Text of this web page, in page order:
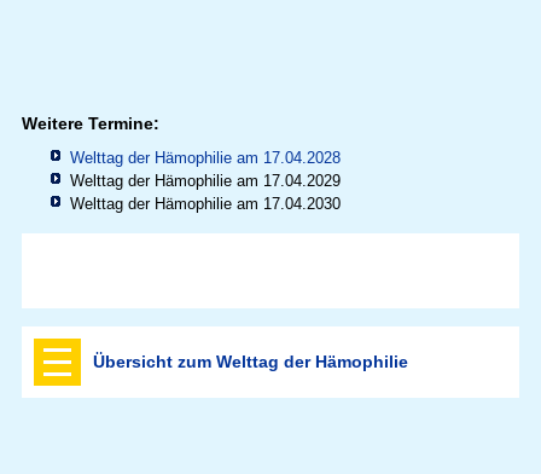
Weitere Termine:
Welttag der Hämophilie am 17.04.2028
Welttag der Hämophilie am 17.04.2029
Welttag der Hämophilie am 17.04.2030
Übersicht zum Welttag der Hämophilie